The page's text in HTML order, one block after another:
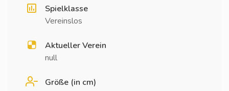
Spielklasse
Vereinslos
Aktueller Verein
null
Größe (in cm)